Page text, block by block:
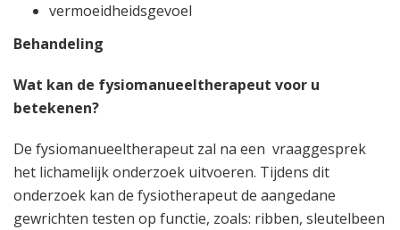
vermoeidheidsgevoel
Behandeling
Wat kan de fysiomanueeltherapeut voor u
betekenen?
De fysiomanueeltherapeut zal na een vraaggesprek
het lichamelijk onderzoek uitvoeren. Tijdens dit
onderzoek kan de fysiotherapeut de aangedane
gewrichten testen op functie, zoals: ribben, sleutelbeen